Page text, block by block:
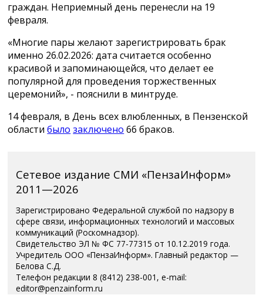
граждан. Неприемный день перенесли на 19
февраля.
«Многие пары желают зарегистрировать брак
именно 26.02.2026: дата считается особенно
красивой и запоминающейся, что делает ее
популярной для проведения торжественных
церемоний», - пояснили в минтруде.
14 февраля, в День всех влюбленных, в Пензенской
областибыло заключено 66 браков.
Сетевое издание СМИ «ПензаИнформ»
2011—2026
Зарегистрировано Федеральной службой по надзору в
сфере связи, информационных технологий и массовых
коммуникаций (Роскомнадзор).
Свидетельство ЭЛ № ФС 77-77315 от 10.12.2019 года.
Учредитель ООО «ПензаИнформ». Главный редактор —
Белова С.Д.
Телефон редакции 8 (8412) 238-001, e-mail:
editor@penzainform.ru